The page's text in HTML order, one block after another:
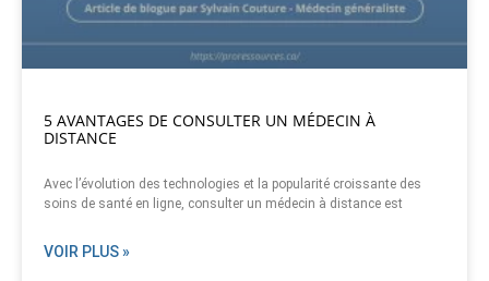
5 AVANTAGES DE CONSULTER UN MÉDECIN À
DISTANCE
Avec l’évolution des technologies et la popularité croissante des
soins de santé en ligne, consulter un médecin à distance est
VOIR PLUS »